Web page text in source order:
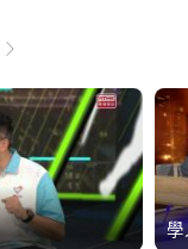
學